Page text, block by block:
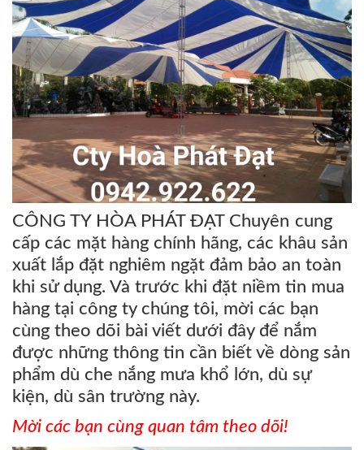
CÔNG TY HÒA PHÁT ĐẠT Chuyên cung
cấp các mặt hàng chính hãng, các khâu sản
xuất lắp đặt nghiêm ngặt đảm bảo an toàn
khi sử dụng. Và trước khi đặt niềm tin mua
hàng tại công ty chúng tôi, mời các bạn
cùng theo dõi bài viết dưới đây để nắm
được những thông tin cần biết về dòng sản
phẩm dù che nắng mưa khổ lớn, dù sự
kiện, dù sân trường này.
Mời các bạn cùng quan tâm theo dõi!